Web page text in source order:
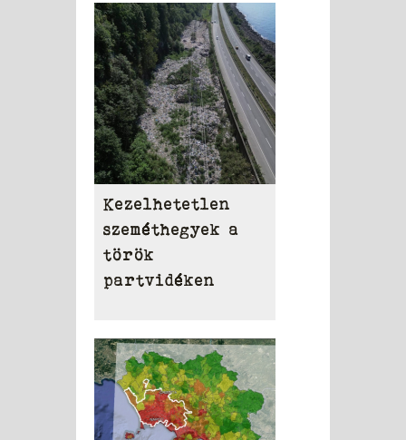
Kezelhetetlen
szeméthegyek a
török
partvidéken